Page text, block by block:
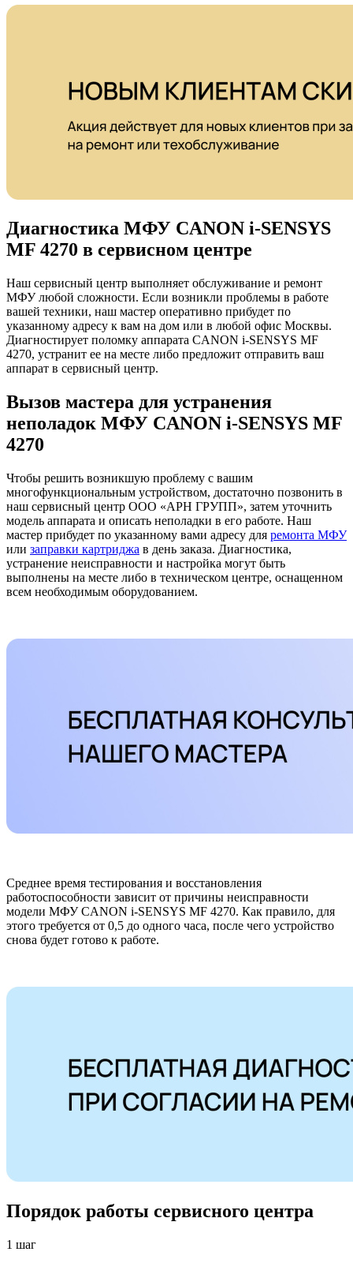
Диагностика МФУ CANON i-SENSYS
MF 4270 в сервисном центре
Наш сервисный центр выполняет обслуживание и ремонт
МФУ любой сложности. Если возникли проблемы в работе
вашей техники, наш мастер оперативно прибудет по
указанному адресу к вам на дом или в любой офис Москвы.
Диагностирует поломку аппарата CANON i-SENSYS MF
4270, устранит ее на месте либо предложит отправить ваш
аппарат в сервисный центр.
Вызов мастера для устранения
неполадок МФУ CANON i-SENSYS MF
4270
Чтобы решить возникшую проблему с вашим
многофункциональным устройством, достаточно позвонить в
наш сервисный центр ООО «АРН ГРУПП», затем уточнить
модель аппарата и описать неполадки в его работе. Наш
мастер прибудет по указанному вами адресу для ремонта МФУ
или заправки картриджа в день заказа. Диагностика,
устранение неисправности и настройка могут быть
выполнены на месте либо в техническом центре, оснащенном
всем необходимым оборудованием.
Среднее время тестирования и восстановления
работоспособности зависит от причины неисправности
модели МФУ CANON i-SENSYS MF 4270. Как правило, для
этого требуется от 0,5 до одного часа, после чего устройство
снова будет готово к работе.
Порядок работы сервисного центра
1 шаг